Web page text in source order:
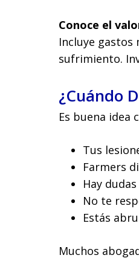
Conoce el
Incluye gastos
sufrimiento.
¿Cuándo
Es buena idea
Tus
Farmers
Hay
No te
Estás
Muchos